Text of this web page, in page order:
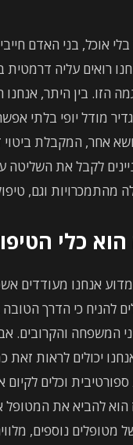
בלי אוכל, בני האדם
רואים עליה
הזו. בין היתר,
מודל יופי בלתי
אחר, המקבלת
לקבל את
מהתמכרויות וגם,
כלי
מדוע אנחנו מעודדים
להניח כי הדרך
המשפחה והקרובים.
יכולים לראות זאת
וכלים
להביא את
מטופלים נוספים,